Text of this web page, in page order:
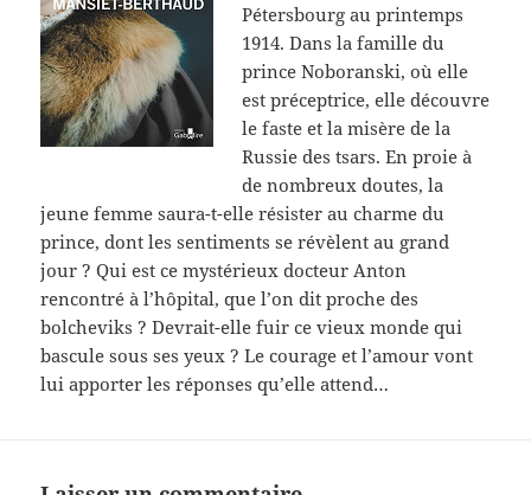
Pétersbourg au printemps
1914. Dans la famille du
prince Noboranski, où elle
est préceptrice, elle découvre
le faste et la misère de la
Russie des tsars. En proie à
de nombreux doutes, la
jeune femme saura-t-elle résister au charme du
prince, dont les sentiments se révèlent au grand
jour ? Qui est ce mystérieux docteur Anton
rencontré à l’hôpital, que l’on dit proche des
bolcheviks ? Devrait-elle fuir ce vieux monde qui
bascule sous ses yeux ? Le courage et l’amour vont
lui apporter les réponses qu’elle attend…